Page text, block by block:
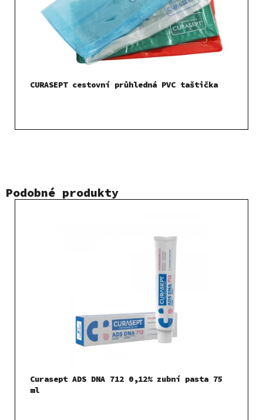
CURASEPT cestovní průhledná PVC taštička
Podobné produkty
Curasept ADS DNA 712 0,12% zubní pasta 75
ml